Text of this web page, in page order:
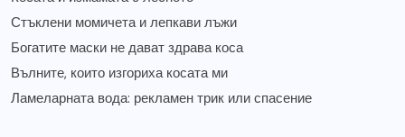
Стъклени момичета и лепкави лъжи
Богатите маски не дават здрава коса
Вълните, които изгориха косата ми
Ламеларната вода: рекламен трик или спасение